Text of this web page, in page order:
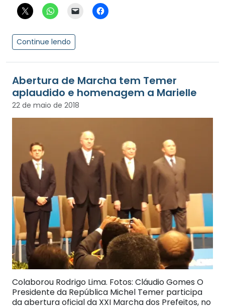
Continue lendo
Abertura de Marcha tem Temer
aplaudido e homenagem a Marielle
22 de maio de 2018
Colaborou Rodrigo Lima. Fotos: Cláudio Gomes O
Presidente da República Michel Temer participa
da abertura oficial da XXI Marcha dos Prefeitos, no